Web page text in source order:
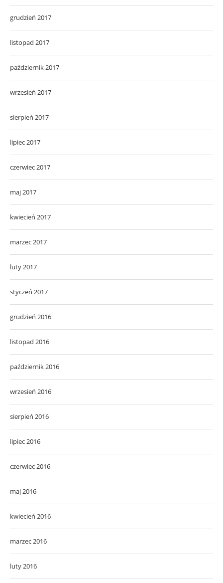
grudzień 2017
listopad 2017
październik 2017
wrzesień 2017
sierpień 2017
lipiec 2017
czerwiec 2017
maj 2017
kwiecień 2017
marzec 2017
luty 2017
styczeń 2017
grudzień 2016
listopad 2016
październik 2016
wrzesień 2016
sierpień 2016
lipiec 2016
czerwiec 2016
maj 2016
kwiecień 2016
marzec 2016
luty 2016